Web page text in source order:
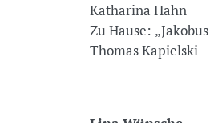
Katharina Hahn
Zu Hause:
Thomas Kapielski